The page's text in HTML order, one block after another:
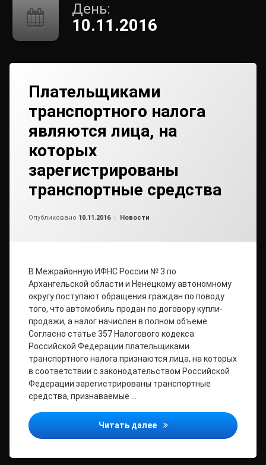
День:
10.11.2016
Плательщиками
транспортного налога
являются лица, на
которых
зарегистрированы
транспортные средства
Опубликовано 10.11.2016 Рубрики:
Новости
В Межрайонную ИФНС России № 3 по
Архангельской области и Ненецкому автономному
округу поступают обращения граждан по поводу
того, что автомобиль продан по договору купли-
продажи, а налог начислен в полном объеме.
Согласно статье 357 Налогового кодекса
Российской Федерации плательщиками
транспортного налога признаются лица, на которых
в соответствии с законодательством Российской
Федерации зарегистрированы транспортные
средства, признаваемые …
Читать далее Плательщиками